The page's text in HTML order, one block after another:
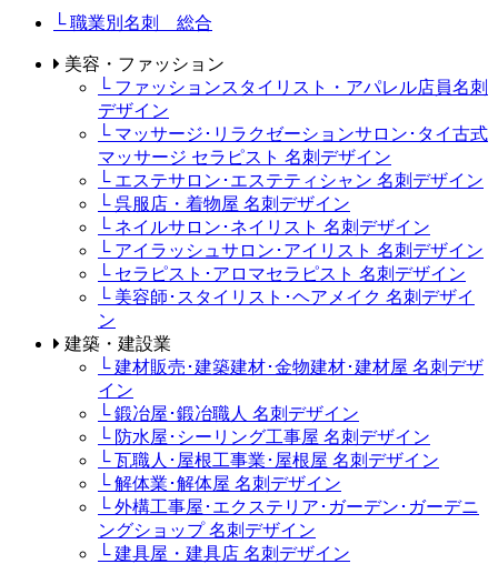
└ 職業別名刺 総合
美容・ファッション
└ ファッションスタイリスト・アパレル店員名刺
デザイン
└ マッサージ･リラクゼーションサロン･タイ古式
マッサージ セラピスト 名刺デザイン
└ エステサロン･エステティシャン 名刺デザイン
└ 呉服店・着物屋 名刺デザイン
└ ネイルサロン･ネイリスト 名刺デザイン
└ アイラッシュサロン･アイリスト 名刺デザイン
└ セラピスト･アロマセラピスト 名刺デザイン
└ 美容師･スタイリスト･ヘアメイク 名刺デザイ
ン
建築・建設業
└ 建材販売･建築建材･金物建材･建材屋 名刺デザ
イン
└ 鍛冶屋･鍛冶職人 名刺デザイン
└ 防水屋･シーリング工事屋 名刺デザイン
└ 瓦職人･屋根工事業･屋根屋 名刺デザイン
└ 解体業･解体屋 名刺デザイン
└ 外構工事屋･エクステリア･ガーデン･ガーデニ
ングショップ 名刺デザイン
└ 建具屋・建具店 名刺デザイン